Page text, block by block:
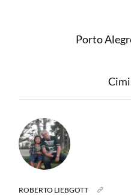
Porto
ROBERTO LIEBGOTT